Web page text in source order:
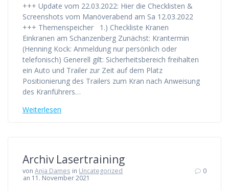
+++ Update vom 22.03.2022: Hier die Checklisten &
Screenshots vom Manöverabend am Sa 12.03.2022
+++ Themenspeicher 1.) Checkliste Kranen
Einkranen am Schanzenberg Zunächst: Krantermin
(Henning Kock: Anmeldung nur persönlich oder
telefonisch) Generell gilt: Sicherheitsbereich freihalten
ein Auto und Trailer zur Zeit auf dem Platz
Positionierung des Trailers zum Kran nach Anweisung
des Kranführers…
Weiterlesen
Archiv Lasertraining
von Anja Dames in Uncategorized
an 11. November 2021
0